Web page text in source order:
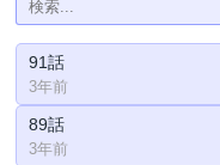
91話
3年前
89話
3年前